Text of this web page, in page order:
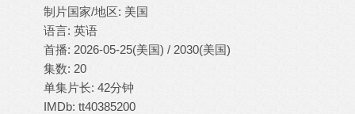
制片国家/地区: 美国
语言: 英语
首播: 2026-05-25(美国) / 2030(美国)
集数: 20
单集片长: 42分钟
IMDb: tt40385200